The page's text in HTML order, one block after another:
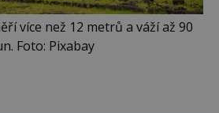
více než 12 metrů a váží až 90
Foto: Pixabay